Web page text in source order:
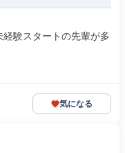
験スタートの先輩が多
気になる